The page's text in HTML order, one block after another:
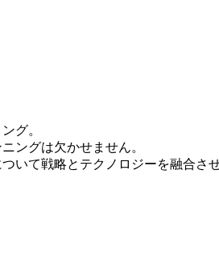
グ。
ングは欠かせません。
いて戦略とテクノロジーを融合さ